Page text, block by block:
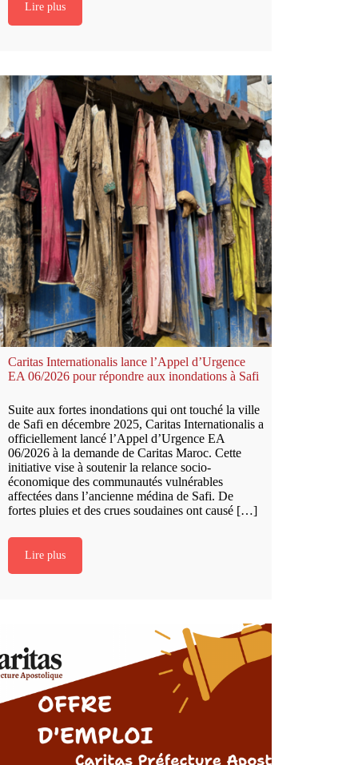
Lire plus
Caritas Internationalis lance l’Appel d’Urgence
EA 06/2026 pour répondre aux inondations à Safi
Suite aux fortes inondations qui ont touché la ville
de Safi en décembre 2025, Caritas Internationalis a
officiellement lancé l’Appel d’Urgence EA
06/2026 à la demande de Caritas Maroc. Cette
initiative vise à soutenir la relance socio-
économique des communautés vulnérables
affectées dans l’ancienne médina de Safi. De
fortes pluies et des crues soudaines ont causé […]
Lire plus